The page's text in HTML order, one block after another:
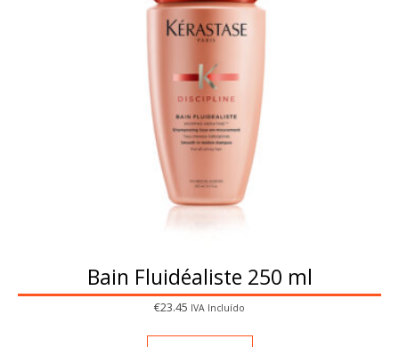
Bain Fluidéaliste 250 ml
€23.45 IVA Incluído